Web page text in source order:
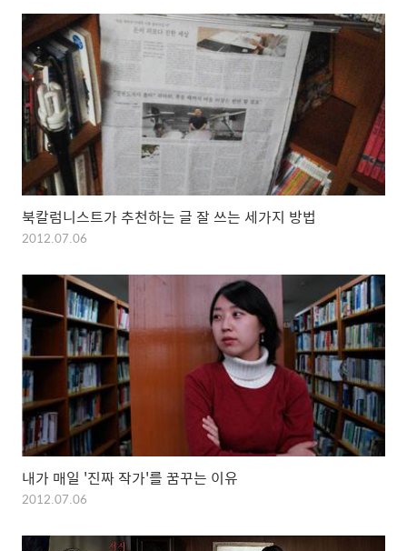
북칼럼니스트가 추천하는 글 잘 쓰는 세가지 방법
2012.07.06
내가 매일 '진짜 작가'를 꿈꾸는 이유
2012.07.06